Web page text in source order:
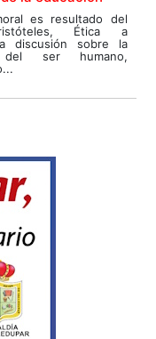
es resultado del
Ética a
discusión sobre la
del ser humano,